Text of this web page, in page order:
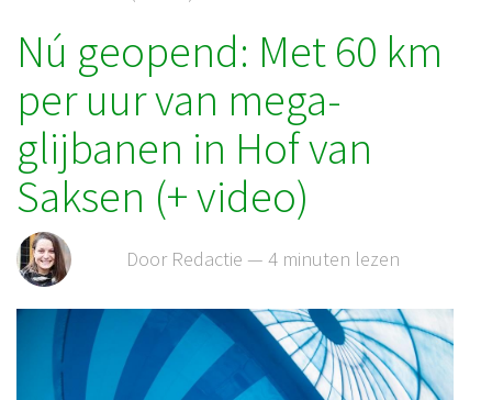
Nú geopend: Met 60 km
per uur van mega-
glijbanen in Hof van
Saksen (+ video)
Door Redactie — 4 minuten lezen